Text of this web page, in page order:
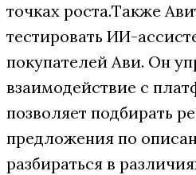
точках роста.Также
тестировать ИИ-
покупателей Ави. Он
взаимодействие с
позволяет подбирать
предложения по
разбираться в